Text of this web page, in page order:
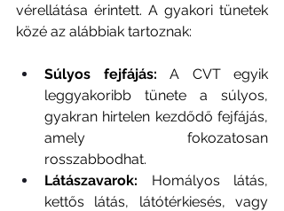
vérellátása érintett. A gyakori tünetek
közé az alábbiak tartoznak:
Súlyos fejfájás: A CVT egyik
leggyakoribb tünete a súlyos,
gyakran hirtelen kezdődő fejfájás,
amely fokozatosan
rosszabbodhat.
Látászavarok: Homályos látás,
kettős látás, látótérkiesés, vagy